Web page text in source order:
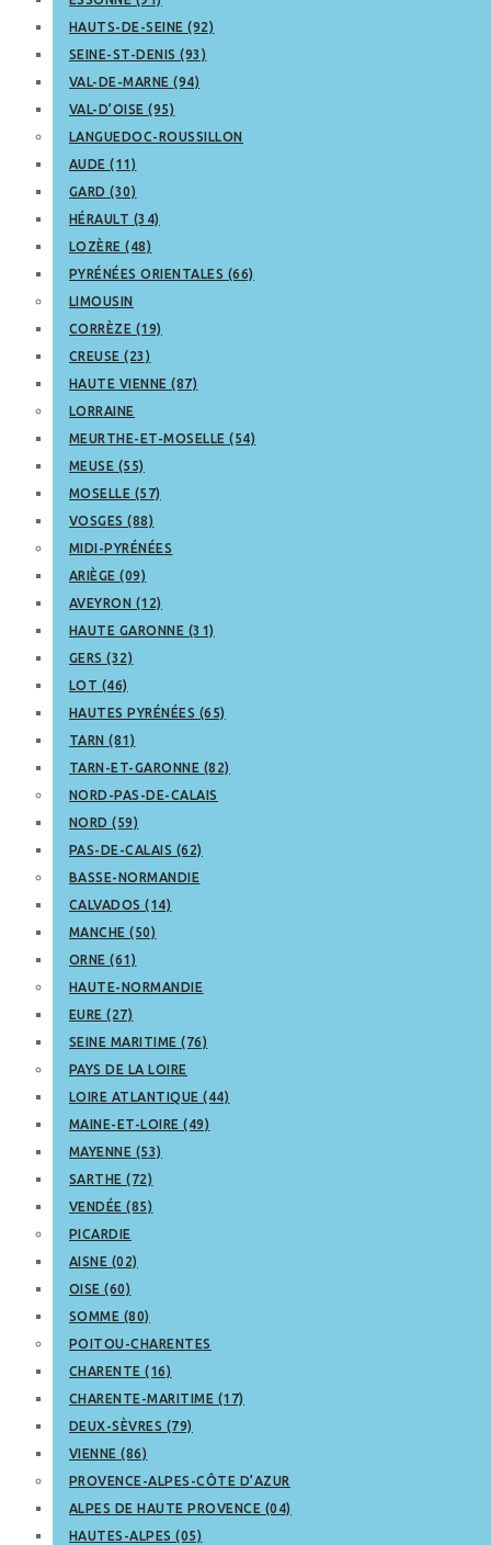
HAUTS-DE-SEINE (92)
SEINE-ST-DENIS (93)
VAL-DE-MARNE (94)
VAL-D’OISE (95)
LANGUEDOC-ROUSSILLON
AUDE (11)
GARD (30)
HÉRAULT (34)
LOZÈRE (48)
PYRÉNÉES ORIENTALES (66)
LIMOUSIN
CORRÈZE (19)
CREUSE (23)
HAUTE VIENNE (87)
LORRAINE
MEURTHE-ET-MOSELLE (54)
MEUSE (55)
MOSELLE (57)
VOSGES (88)
MIDI-PYRÉNÉES
ARIÈGE (09)
AVEYRON (12)
HAUTE GARONNE (31)
GERS (32)
LOT (46)
HAUTES PYRÉNÉES (65)
TARN (81)
TARN-ET-GARONNE (82)
NORD-PAS-DE-CALAIS
NORD (59)
PAS-DE-CALAIS (62)
BASSE-NORMANDIE
CALVADOS (14)
MANCHE (50)
ORNE (61)
HAUTE-NORMANDIE
EURE (27)
SEINE MARITIME (76)
PAYS DE LA LOIRE
LOIRE ATLANTIQUE (44)
MAINE-ET-LOIRE (49)
MAYENNE (53)
SARTHE (72)
VENDÉE (85)
PICARDIE
AISNE (02)
OISE (60)
SOMME (80)
POITOU-CHARENTES
CHARENTE (16)
CHARENTE-MARITIME (17)
DEUX-SÈVRES (79)
VIENNE (86)
PROVENCE-ALPES-CÔTE D’AZUR
ALPES DE HAUTE PROVENCE (04)
HAUTES-ALPES (05)